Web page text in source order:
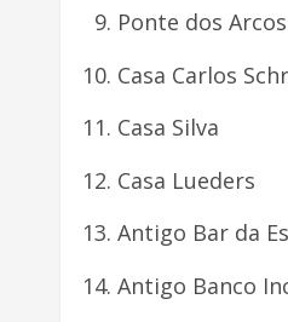
Ponte dos Arcos
Casa Carlos
Casa Silva
Casa Lueders
Antigo Bar da
Antigo Banco